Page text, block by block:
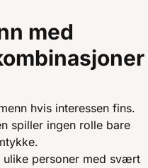
med
hvis interessen fins.
spiller ingen rolle bare
ulike personer med svært